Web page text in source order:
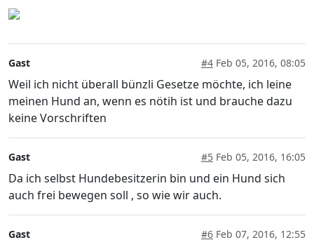
Gast #4 Feb 05, 2016, 08:05
Weil ich nicht überall bünzli Gesetze möchte, ich leine
meinen Hund an, wenn es nötih ist und brauche dazu
keine Vorschriften
Gast #5 Feb 05, 2016, 16:05
Da ich selbst Hundebesitzerin bin und ein Hund sich
auch frei bewegen soll , so wie wir auch.
Gast #6 Feb 07, 2016, 12:55